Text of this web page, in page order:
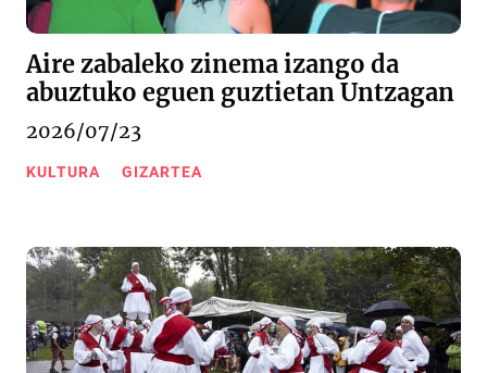
Aire zabaleko zinema izango da
abuztuko eguen guztietan Untzagan
2026/07/23
KULTURA GIZARTEA